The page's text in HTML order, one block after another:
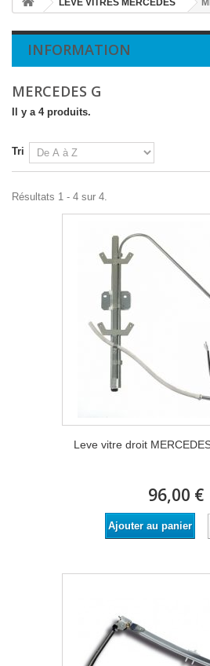
LEVE VITRES MERCEDES
INFORMATION
MERCEDES G
Il y a 4 produits.
Tri
Résultats 1 - 4 sur 4.
Leve vitre droit
96,00 €
Ajouter au panier